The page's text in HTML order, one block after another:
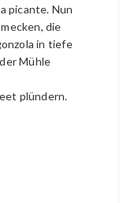
picante. Nun
die
in tiefe
Mühle
plündern.